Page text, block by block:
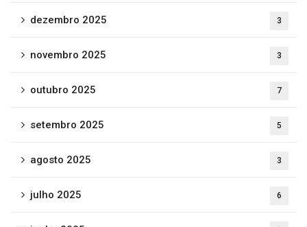
dezembro 2025 3
novembro 2025 3
outubro 2025 7
setembro 2025 5
agosto 2025 3
julho 2025 6